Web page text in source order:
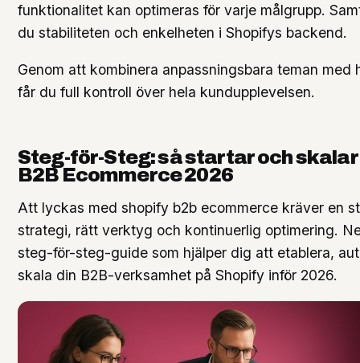
funktionalitet kan optimeras för varje målgrupp.
du stabiliteten och enkelheten i Shopifys backend.
Genom att kombinera anpassningsbara teman med
får du full kontroll över hela kundupplevelsen.
Steg-för-Steg: så startar och skalar
B2B Ecommerce 2026
Att lyckas med shopify b2b ecommerce kräver en
strategi, rätt verktyg och kontinuerlig optimering.
steg-för-steg-guide som hjälper dig att etablera,
skala din B2B-verksamhet på Shopify inför 2026.